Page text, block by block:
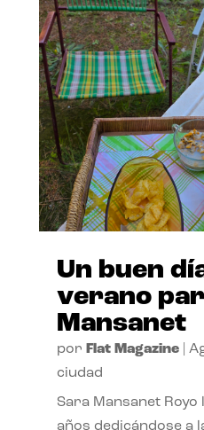
Un buen
verano
Mansanet
por Flat Magazine|
ciudad
Sara Mansanet Royo
años dedicándose a